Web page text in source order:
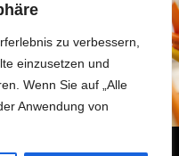
zu verbessern,
einzusetzen und
Wenn Sie auf „Alle
Anwendung von
Braunschweig